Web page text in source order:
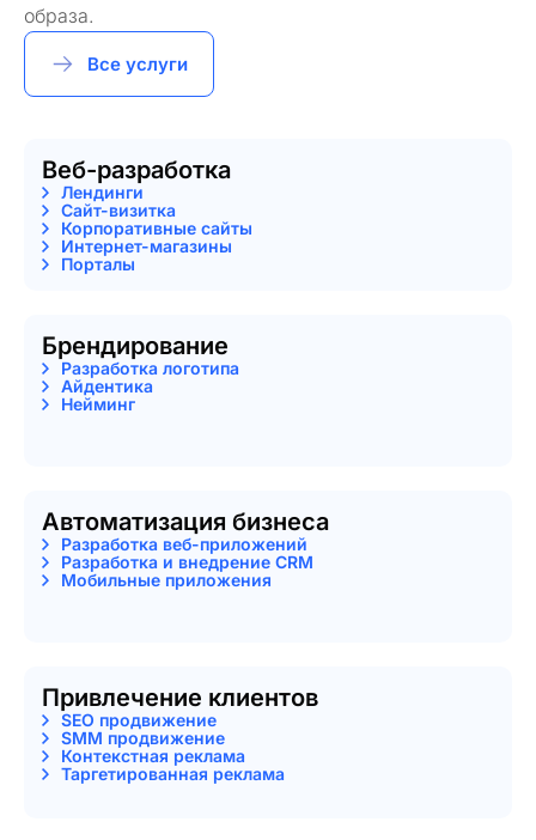
образа.
Все услуги
Веб-разработка
Лендинги
Сайт-визитка
Корпоративные сайты
Интернет-магазины
Порталы
Брендирование
Разработка логотипа
Айдентика
Нейминг
Автоматизация бизнеса
Разработка веб-приложений
Разработка и внедрение CRM
Мобильные приложения
Привлечение клиентов
SEO продвижение
SMM продвижение
Контекстная реклама
Таргетированная реклама